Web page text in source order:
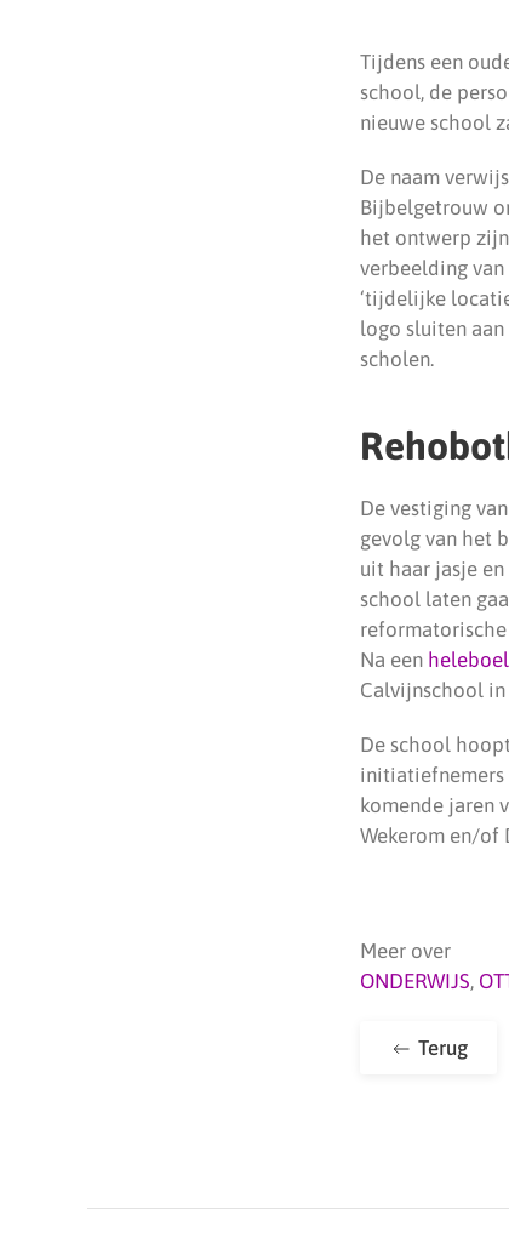
Tijdens een
school, de
nieuwe school
De naam
Bijbelgetrouw
het ontwerp
verbeelding
‘tijdelijke
logo sluiten
scholen.
De vestiging
gevolg van het
uit haar jasje
school laten
Na een
Calvijnschool in
De school
initiatiefnemers
komende jaren
Wekerom en/of
Meer over
ONDERWIJS,
Terug